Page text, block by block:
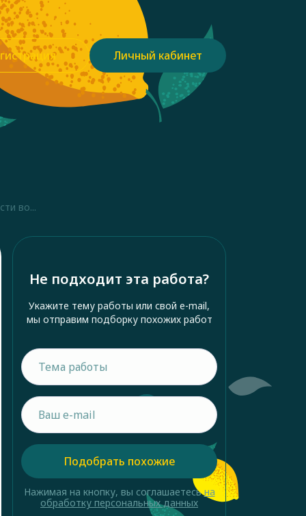
Личный кабинет
во...
Не подходит эта работа?
Укажите тему работы или свой e-mail,
мы отправим подборку похожих работ
Подобрать похожие
Нажимая на кнопку, вы соглашаетесьна
обработку персональных данных